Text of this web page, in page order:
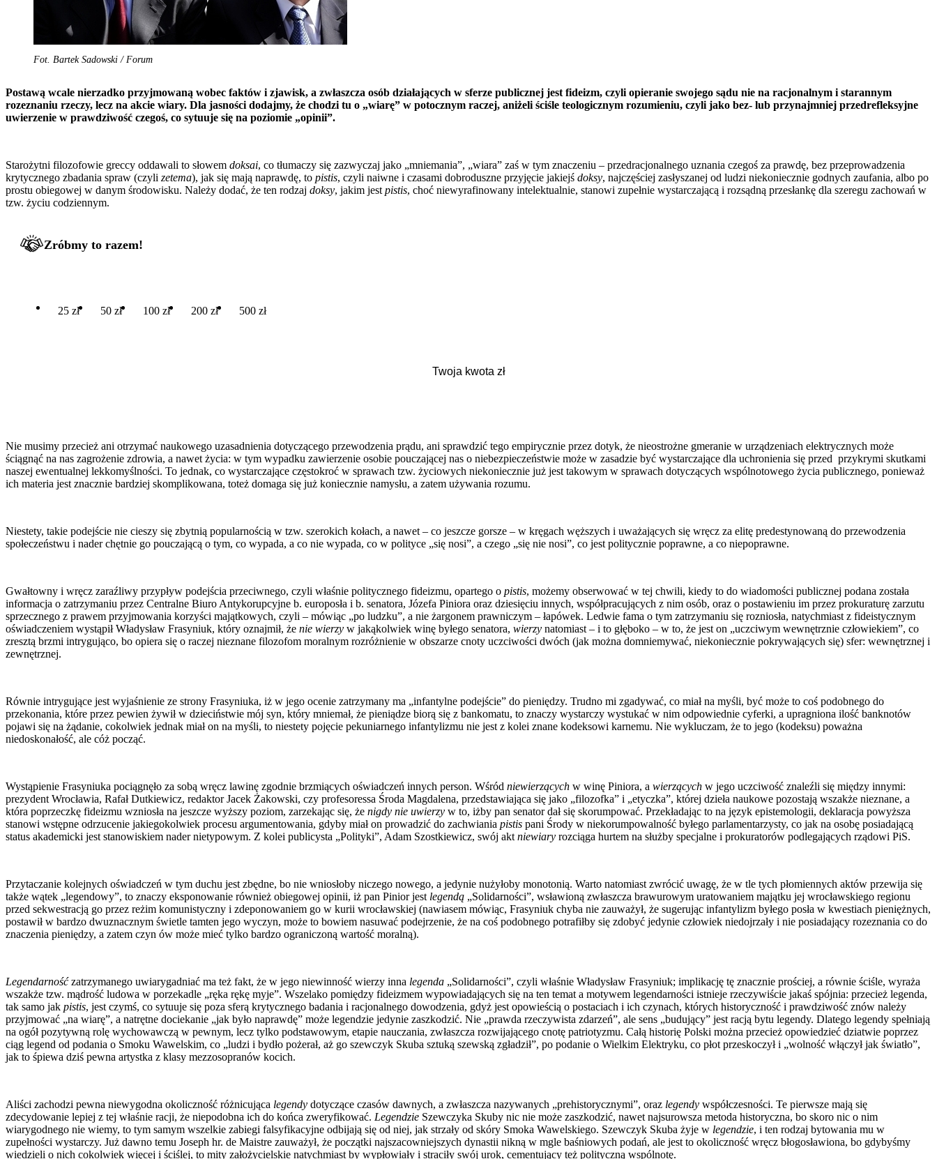
Fot. Bartek Sadowski / Forum
Postawą wcale nierzadko przyjmowaną wobec faktów i zjawisk, a zwłaszcza osób działających w sferze publicznej jest fideizm, czyli opieranie swojego sądu nie na racjonalnym i starannym
rozeznaniu rzeczy, lecz na akcie wiary. Dla jasności dodajmy, że chodzi tu o „wiarę” w potocznym raczej, aniżeli ściśle teologicznym rozumieniu, czyli jako bez- lub przynajmniej przedrefleksyjne
uwierzenie w prawdziwość czegoś, co sytuuje się na poziomie „opinii”.
Starożytni filozofowie greccy oddawali to słowem doksai, co tłumaczy się zazwyczaj jako „mniemania”, „wiara” zaś w tym znaczeniu – przedracjonalnego uznania czegoś za prawdę, bez przeprowadzenia
krytycznego zbadania spraw (czyli zetema), jak się mają naprawdę, to pistis, czyli naiwne i czasami dobroduszne przyjęcie jakiejś doksy, najczęściej zasłyszanej od ludzi niekoniecznie godnych zaufania, albo po
prostu obiegowej w danym środowisku. Należy dodać, że ten rodzaj doksy, jakim jest pistis, choć niewyrafinowany intelektualnie, stanowi zupełnie wystarczającą i rozsądną przesłankę dla szeregu zachowań w
tzw. życiu codziennym.
Zróbmy to razem!
25 zł 50 zł 100 zł 200 zł 500 zł
Nie musimy przecież ani otrzymać naukowego uzasadnienia dotyczącego przewodzenia prądu, ani sprawdzić tego empirycznie przez dotyk, że nieostrożne gmeranie w urządzeniach elektrycznych może
ściągnąć na nas zagrożenie zdrowia, a nawet życia: w tym wypadku zawierzenie osobie pouczającej nas o niebezpieczeństwie może w zasadzie być wystarczające dla uchronienia się przed przykrymi skutkami
naszej ewentualnej lekkomyślności. To jednak, co wystarczające częstokroć w sprawach tzw. życiowych niekoniecznie już jest takowym w sprawach dotyczących wspólnotowego życia publicznego, ponieważ
ich materia jest znacznie bardziej skomplikowana, toteż domaga się już koniecznie namysłu, a zatem używania rozumu.
Niestety, takie podejście nie cieszy się zbytnią popularnością w tzw. szerokich kołach, a nawet – co jeszcze gorsze – w kręgach węższych i uważających się wręcz za elitę predestynowaną do przewodzenia
społeczeństwu i nader chętnie go pouczającą o tym, co wypada, a co nie wypada, co w polityce „się nosi”, a czego „się nie nosi”, co jest politycznie poprawne, a co niepoprawne.
Gwałtowny i wręcz zaraźliwy przypływ podejścia przeciwnego, czyli właśnie politycznego fideizmu, opartego o pistis, możemy obserwować w tej chwili, kiedy to do wiadomości publicznej podana została
informacja o zatrzymaniu przez Centralne Biuro Antykorupcyjne b. europosła i b. senatora, Józefa Piniora oraz dziesięciu innych, współpracujących z nim osób, oraz o postawieniu im przez prokuraturę zarzutu
sprzecznego z prawem przyjmowania korzyści majątkowych, czyli – mówiąc „po ludzku”, a nie żargonem prawniczym – łapówek. Ledwie fama o tym zatrzymaniu się rozniosła, natychmiast z fideistycznym
oświadczeniem wystąpił Władysław Frasyniuk, który oznajmił, że nie wierzy w jakąkolwiek winę byłego senatora, wierzy natomiast – i to głęboko – w to, że jest on „uczciwym wewnętrznie człowiekiem”, co
zresztą brzmi intrygująco, bo opiera się o raczej nieznane filozofom moralnym rozróżnienie w obszarze cnoty uczciwości dwóch (jak można domniemywać, niekoniecznie pokrywających się) sfer: wewnętrznej i
zewnętrznej.
Równie intrygujące jest wyjaśnienie ze strony Frasyniuka, iż w jego ocenie zatrzymany ma „infantylne podejście” do pieniędzy. Trudno mi zgadywać, co miał na myśli, być może to coś podobnego do
przekonania, które przez pewien żywił w dzieciństwie mój syn, który mniemał, że pieniądze biorą się z bankomatu, to znaczy wystarczy wystukać w nim odpowiednie cyferki, a upragniona ilość banknotów
pojawi się na żądanie, cokolwiek jednak miał on na myśli, to niestety pojęcie pekuniarnego infantylizmu nie jest z kolei znane kodeksowi karnemu. Nie wykluczam, że to jego (kodeksu) poważna
niedoskonałość, ale cóż począć.
Wystąpienie Frasyniuka pociągnęło za sobą wręcz lawinę zgodnie brzmiących oświadczeń innych person. Wśród niewierzących w winę Piniora, a wierzących w jego uczciwość znaleźli się między innymi:
prezydent Wrocławia, Rafał Dutkiewicz, redaktor Jacek Żakowski, czy profesoressa Środa Magdalena, przedstawiająca się jako „filozofka” i „etyczka”, której dzieła naukowe pozostają wszakże nieznane, a
która poprzeczkę fideizmu wzniosła na jeszcze wyższy poziom, zarzekając się, że nigdy nie uwierzy w to, iżby pan senator dał się skorumpować. Przekładając to na język epistemologii, deklaracja powyższa
stanowi wstępne odrzucenie jakiegokolwiek procesu argumentowania, gdyby miał on prowadzić do zachwiania pistis pani Środy w niekorumpowalność byłego parlamentarzysty, co jak na osobę posiadającą
status akademicki jest stanowiskiem nader nietypowym. Z kolei publicysta „Polityki”, Adam Szostkiewicz, swój akt niewiary rozciąga hurtem na służby specjalne i prokuratorów podlegających rządowi PiS.
Przytaczanie kolejnych oświadczeń w tym duchu jest zbędne, bo nie wniosłoby niczego nowego, a jedynie nużyłoby monotonią. Warto natomiast zwrócić uwagę, że w tle tych płomiennych aktów przewija się
także wątek „legendowy”, to znaczy eksponowanie również obiegowej opinii, iż pan Pinior jest legendą „Solidarności”, wsławioną zwłaszcza brawurowym uratowaniem majątku jej wrocławskiego regionu
przed sekwestracją go przez reżim komunistyczny i zdeponowaniem go w kurii wrocławskiej (nawiasem mówiąc, Frasyniuk chyba nie zauważył, że sugerując infantylizm byłego posła w kwestiach pieniężnych,
postawił w bardzo dwuznacznym świetle tamten jego wyczyn, może to bowiem nasuwać podejrzenie, że na coś podobnego potrafiłby się zdobyć jedynie człowiek niedojrzały i nie posiadający rozeznania co do
znaczenia pieniędzy, a zatem czyn ów może mieć tylko bardzo ograniczoną wartość moralną).
Legendarnośćzatrzymanego uwiarygadniać ma też fakt, że w jego niewinność wierzy inna legenda „Solidarności”, czyli właśnie Władysław Frasyniuk; implikację tę znacznie prościej, a równie ściśle, wyraża
wszakże tzw. mądrość ludowa w porzekadle „ręka rękę myje”. Wszelako pomiędzy fideizmem wypowiadających się na ten temat a motywem legendarności istnieje rzeczywiście jakaś spójnia: przecież legenda,
tak samo jak pistis, jest czymś, co sytuuje się poza sferą krytycznego badania i racjonalnego dowodzenia, gdyż jest opowieścią o postaciach i ich czynach, których historyczność i prawdziwość znów należy
przyjmować „na wiarę”, a natrętne dociekanie „jak było naprawdę” może legendzie jedynie zaszkodzić. Nie „prawda rzeczywista zdarzeń”, ale sens „budujący” jest racją bytu legendy. Dlatego legendy spełniają
na ogół pozytywną rolę wychowawczą w pewnym, lecz tylko podstawowym, etapie nauczania, zwłaszcza rozwijającego cnotę patriotyzmu. Całą historię Polski można przecież opowiedzieć dziatwie poprzez
ciąg legend od podania o Smoku Wawelskim, co „ludzi i bydło pożerał, aż go szewczyk Skuba sztuką szewską zgładził”, po podanie o Wielkim Elektryku, co płot przeskoczył i „wolność włączył jak światło”,
jak to śpiewa dziś pewna artystka z klasy mezzosopranów kocich.
Aliści zachodzi pewna niewygodna okoliczność różnicująca legendy dotyczące czasów dawnych, a zwłaszcza nazywanych „prehistorycznymi”, oraz legendy współczesności. Te pierwsze mają się
zdecydowanie lepiej z tej właśnie racji, że niepodobna ich do końca zweryfikować. Legendzie Szewczyka Skuby nic nie może zaszkodzić, nawet najsurowsza metoda historyczna, bo skoro nic o nim
wiarygodnego nie wiemy, to tym samym wszelkie zabiegi falsyfikacyjne odbijają się od niej, jak strzały od skóry Smoka Wawelskiego. Szewczyk Skuba żyje w legendzie, i ten rodzaj bytowania mu w
zupełności wystarczy. Już dawno temu Joseph hr. de Maistre zauważył, że początki najszacowniejszych dynastii nikną w mgle baśniowych podań, ale jest to okoliczność wręcz błogosławiona, bo gdybyśmy
wiedzieli o nich cokolwiek więcej i ściślej, to mity założycielskie natychmiast by wypłowiały i straciły swój urok, cementujący też polityczną wspólnotę.